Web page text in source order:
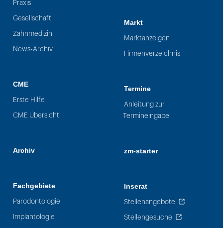
Praxis
Gesellschaft
Zahnmedizin
News-Archiv
CME
Erste Hilfe
CME Übersicht
Archiv
Fachgebiete
Parodontologie
Implantologie
Markt
Marktanzeigen
Firmenverzeichnis
Termine
Anleitung zur
Termineingabe
zm-starter
Inserat
Stellenangebote
Stellengesuche